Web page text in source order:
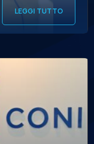
di nuove storie e
LEGGI TUTTO